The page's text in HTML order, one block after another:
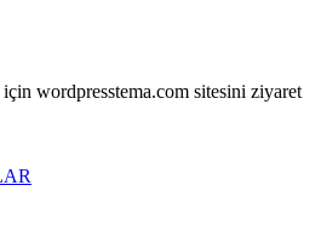
wordpresstema.com sitesini ziyaret